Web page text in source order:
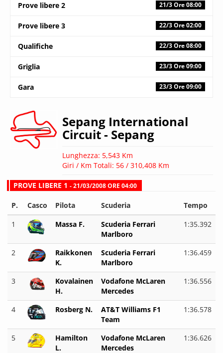
Prove libere 2 21/3 Ore 08:00
Prove libere 3 22/3 Ore 02:00
Qualifiche 22/3 Ore 08:00
Griglia 23/3 Ore 09:00
Gara 23/3 Ore 09:00
Sepang International
Circuit- Sepang
Lunghezza: 5,543 Km
Giri / Km Totali: 56 / 310,408 Km
PROVE LIBERE 1 - 21/03/2008 ORE 04:00
P. Casco Pilota Scuderia
Tempo
1
Massa F.
Scuderia Ferrari
Marlboro
1:35.392
2
Raikkonen
K.
Scuderia Ferrari
Marlboro
1:36.459
3
Kovalainen
H.
Vodafone McLaren
Mercedes
1:36.556
4 Rosberg N.
AT&T Williams F1
Team
1:36.578
5
Hamilton
L.
Vodafone McLaren
Mercedes
1:36.626